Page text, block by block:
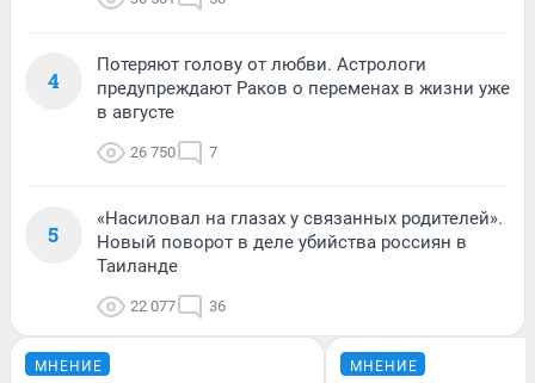
4
Потеряют голову от любви. Астрологи
предупреждают Раков о переменах в жизни уже
в августе
26 750 7
5
«Насиловал на глазах у связанных родителей».
Новый поворот в деле убийства россиян в
Таиланде
22 077 36
МНЕНИЕ МНЕНИЕ